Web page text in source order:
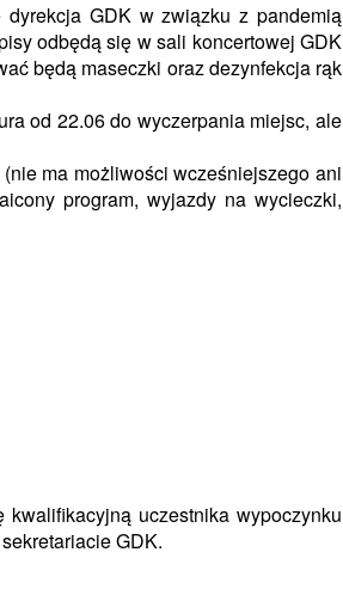
GDK w związku z pandemią
odbędą się w sali koncertowej GDK
będą maseczki oraz dezynfekcja rąk
od 22.06 do wyczerpania miejsc, ale
ma możliwości wcześniejszego ani
program, wyjazdy na wycieczki,
uczestnika wypoczynku
GDK.